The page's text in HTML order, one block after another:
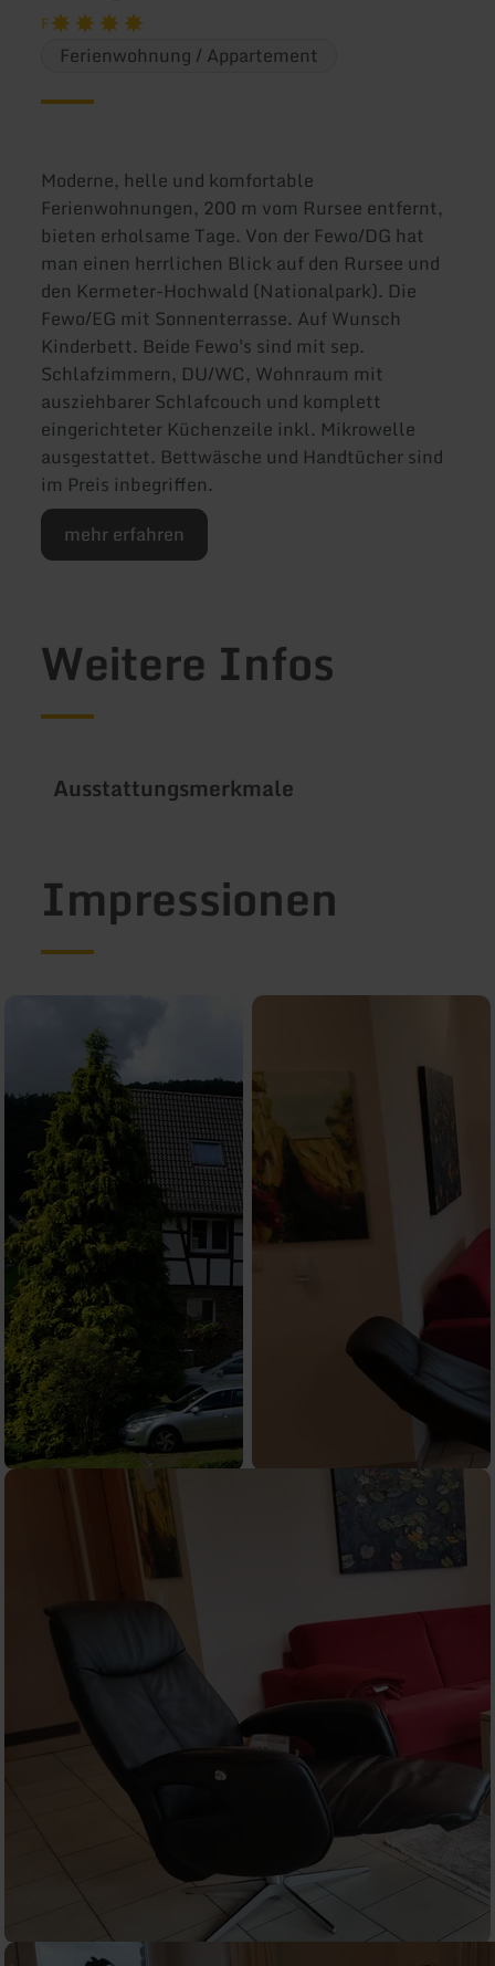
F
Ferienwohnung / Appartement
Moderne, helle und komfortable
Ferienwohnungen, 200 m vom Rursee entfernt,
bieten erholsame Tage. Von der Fewo/DG hat
man einen herrlichen Blick auf den Rursee und
den Kermeter-Hochwald (Nationalpark). Die
Fewo/EG mit Sonnenterrasse. Auf Wunsch
Kinderbett. Beide Fewo's sind mit sep.
Schlafzimmern, DU/WC, Wohnraum mit
ausziehbarer Schlafcouch und komplett
eingerichteter Küchenzeile inkl. Mikrowelle
ausgestattet. Bettwäsche und Handtücher sind
im Preis inbegriffen.
mehr erfahren
Weitere Infos
Ausstattungsmerkmale
Impressionen